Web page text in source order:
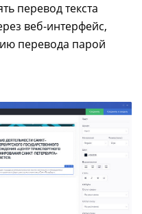
перевод текста
веб-интерфейс,
перевода парой